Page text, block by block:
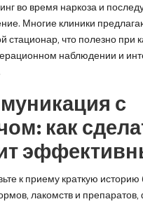
во время наркоза и
Многие клиники
стационар, что полезно при
наблюдении и
с
как
к приему краткую историю
лакомств и